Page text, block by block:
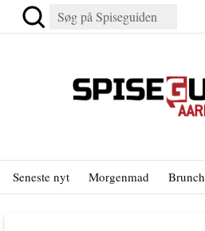
Seneste nyt Morgenmad Brunch